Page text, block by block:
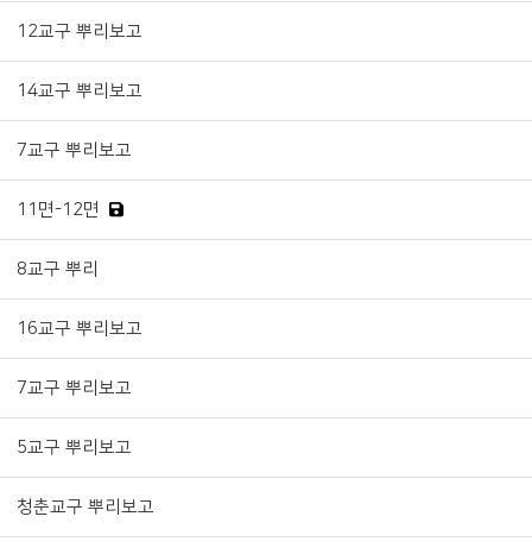
12교구 뿌리보고
14교구 뿌리보고
7교구 뿌리보고
11면-12면
8교구 뿌리
16교구 뿌리보고
7교구 뿌리보고
5교구 뿌리보고
청춘교구 뿌리보고